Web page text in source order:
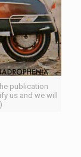
publication
us and we will